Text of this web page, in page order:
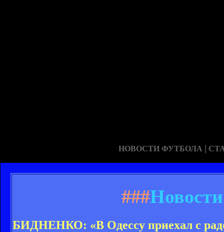
НОВОСТИ ФУТБОЛА |
###
БИДНЕНКО: «В Одессу приехал с